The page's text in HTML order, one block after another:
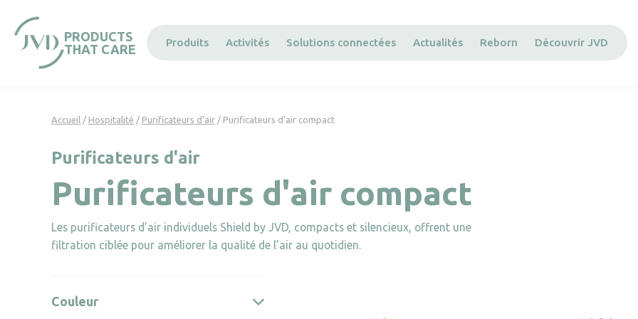
PRODUCTS
THAT CARE
Produits Activités Solutions connectées Actualités Reborn Découvrir JVD
Accueil / Hospitalité / Purificateurs d'air / Purificateurs d'air compact
Purificateurs d'air
Purificateurs d'air compact
Les purificateurs d’air individuels Shield by JVD, compacts et silencieux, offrent une
filtration ciblée pour améliorer la qualité de l’air au quotidien.
Couleur